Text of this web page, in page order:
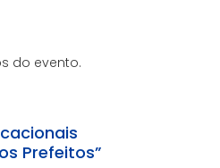
que não
do evento.
Prefeitos”